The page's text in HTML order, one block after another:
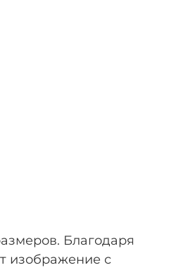
Благодаря
изображение с